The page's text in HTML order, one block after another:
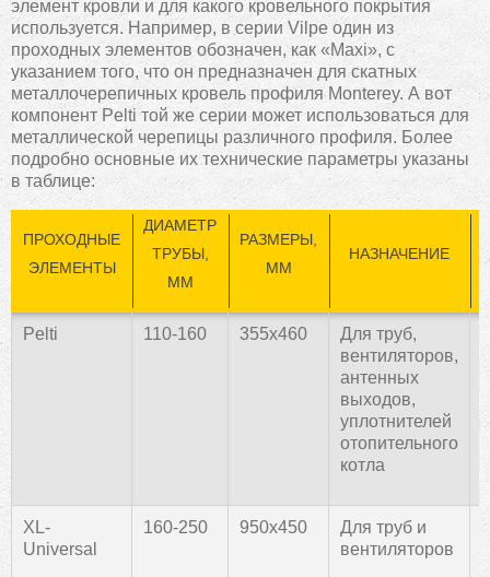
элемент кровли и для какого кровельного покрытия
используется. Например, в серии Vilpe один из
проходных элементов обозначен, как «Maxi», с
указанием того, что он предназначен для скатных
металлочерепичных кровель профиля Monterey. А вот
компонент Pelti той же серии может использоваться для
металлической черепицы различного профиля. Более
подробно основные их технические параметры указаны
в таблице:
ПРОХОДНЫЕ
ЭЛЕМЕНТЫ
ДИАМЕТР
ТРУБЫ,
ММ
РАЗМЕРЫ,
ММ
НАЗНАЧЕНИЕ
Pelti 110-160 355х460
Для труб,
вентиляторов,
антенных
выходов,
уплотнителей
отопительного
котла
XL-
Universal
160-250 950х450
Для труб и
вентиляторов